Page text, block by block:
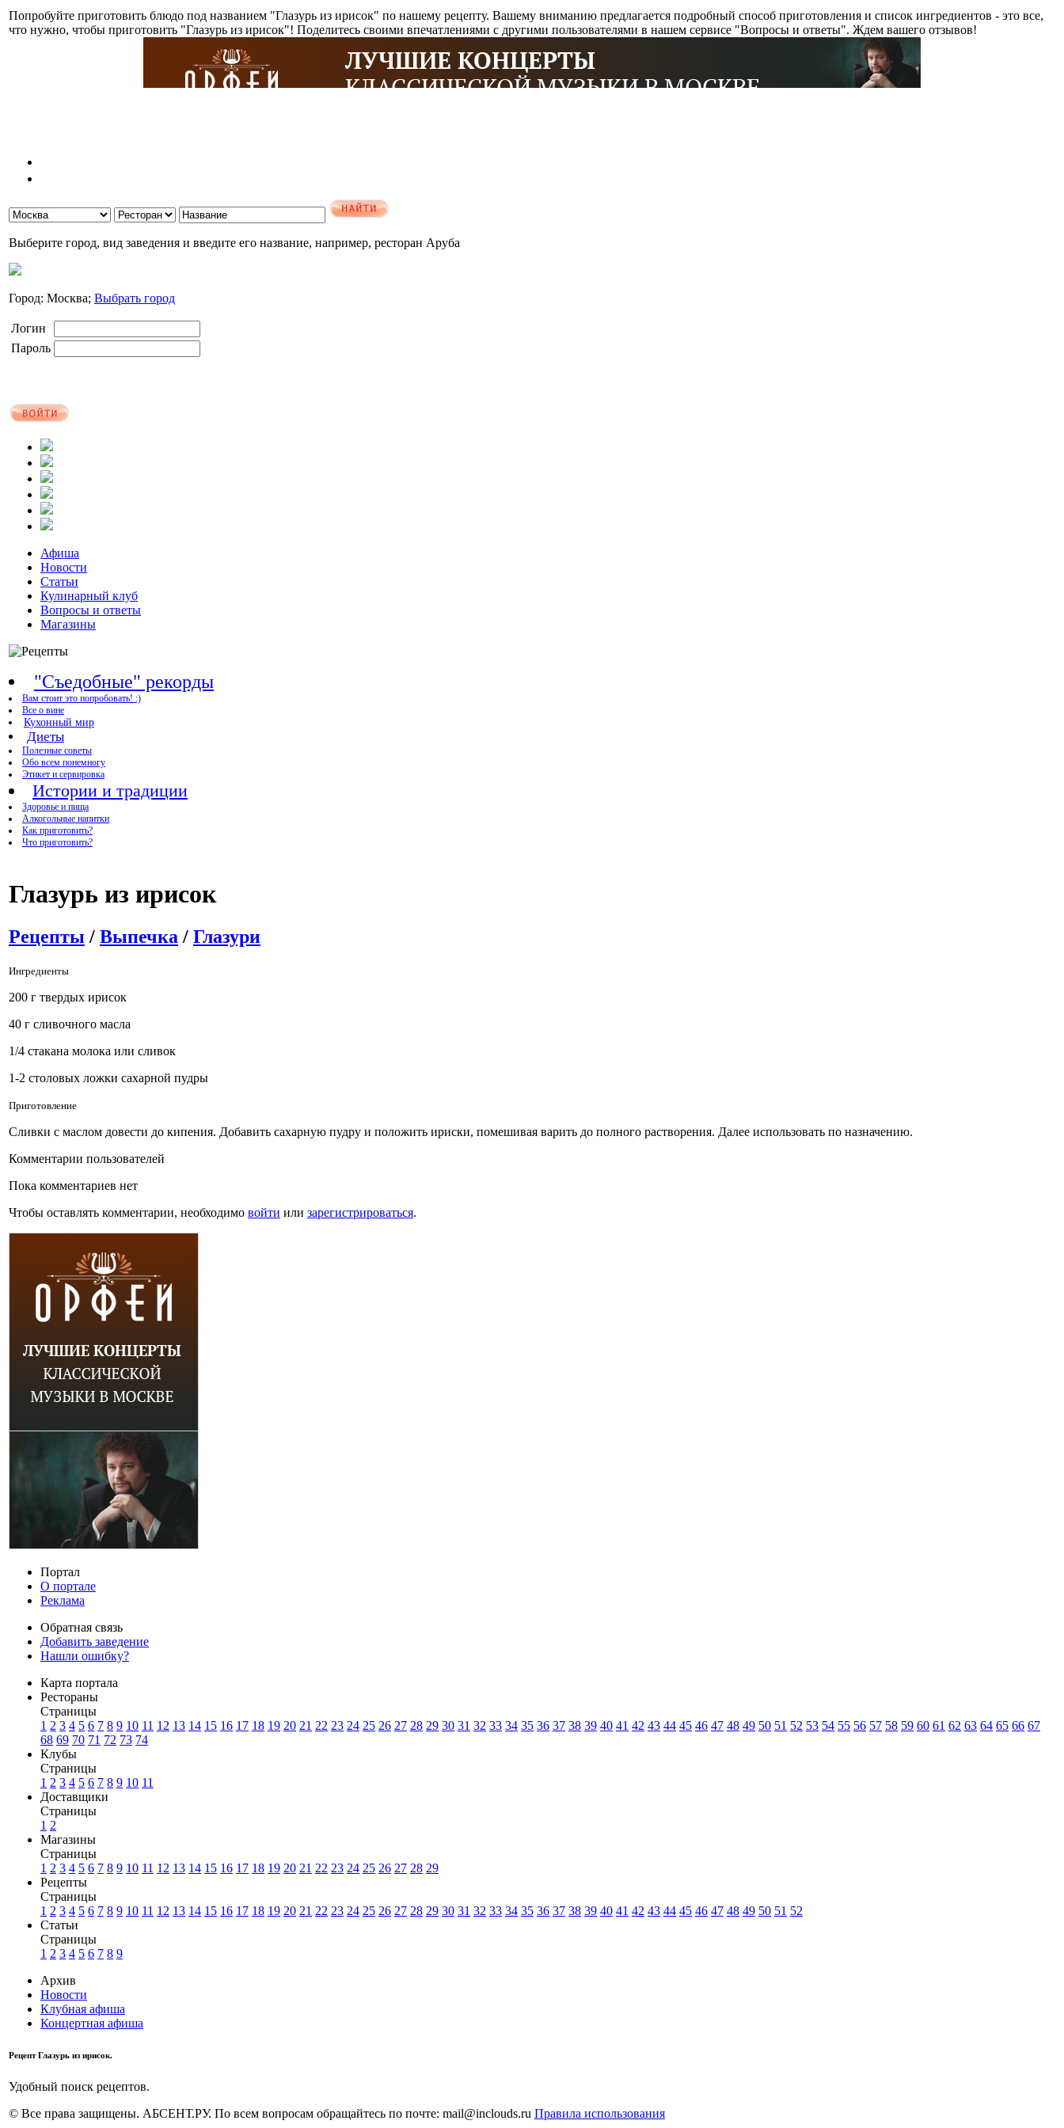
Попробуйте приготовить блюдо под названием "Глазурь из ирисок" по нашему рецепту. Вашему вниманию предлагается подробный способ приготовления и список ингредиентов - это все,
что нужно, чтобы приготовить "Глазурь из ирисок"! Поделитесь своими впечатлениями с другими пользователями в нашем сервисе "Вопросы и ответы". Ждем вашего отзывов!
Выберите город, вид заведения и введите его название, например, ресторан Аруба
Город: Москва; Выбрать город
Логин
Пароль
Афиша
Новости
Статьи
Кулинарный клуб
Вопросы и ответы
Магазины
"Съедобные" рекорды
Вам стоит это попробовать! :)
Все о вине
Кухонный мир
Диеты
Полезные советы
Обо всем понемногу
Этикет и сервировка
Истории и традиции
Здоровье и пища
Алкогольные напитки
Как приготовить?
Что приготовить?
Глазурь из ирисок
Рецепты / Выпечка / Глазури
Ингредиенты
200 г твердых ирисок
40 г сливочного масла
1/4 стакана молока или сливок
1-2 столовых ложки сахарной пудры
Приготовление
Сливки с маслом довести до кипения. Добавить сахарную пудру и положить ириски, помешивая варить до полного растворения. Далее использовать по назначению.
Комментарии пользователей
Пока комментариев нет
Чтобы оставлять комментарии, необходимо войти или зарегистрироваться.
Портал
О портале
Реклама
Обратная связь
Добавить заведение
Нашли ошибку?
Карта портала
Рестораны
Страницы
1 2 3 4 5 6 7 8 9 10 11 12 13 14 15 16 17 18 19 20 21 22 23 24 25 26 27 28 29 30 31 32 33 34 35 36 37 38 39 40 41 42 43 44 45 46 47 48 49 50 51 52 53 54 55 56 57 58 59 60 61 62 63 64 65 66 67
68 69 70 71 72 73 74
Клубы
Страницы
1 2 3 4 5 6 7 8 9 10 11
Доставщики
Страницы
1 2
Магазины
Страницы
1 2 3 4 5 6 7 8 9 10 11 12 13 14 15 16 17 18 19 20 21 22 23 24 25 26 27 28 29
Рецепты
Страницы
1 2 3 4 5 6 7 8 9 10 11 12 13 14 15 16 17 18 19 20 21 22 23 24 25 26 27 28 29 30 31 32 33 34 35 36 37 38 39 40 41 42 43 44 45 46 47 48 49 50 51 52
Статьи
Страницы
1 2 3 4 5 6 7 8 9
Архив
Новости
Клубная афиша
Концертная афиша
Рецепт Глазурь из ирисок.
Удобный поиск рецептов.
© Все права защищены. АБСЕНТ.РУ. По всем вопросам обращайтесь по почте: mail@inclouds.ru Правила использования